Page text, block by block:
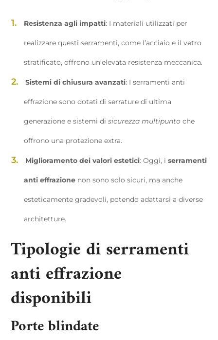
Resistenza agli impatti: I materiali utilizzati per
realizzare questi serramenti, come l’acciaio e il vetro
stratificato, offrono un’elevata resistenza meccanica.
Sistemi di chiusura avanzati: I serramenti anti
effrazione sono dotati di serrature di ultima
generazione e sistemi di sicurezza multipunto che
offrono una protezione extra.
Miglioramento dei valori estetici: Oggi, i serramenti
anti effrazione non sono solo sicuri, ma anche
esteticamente gradevoli, potendo adattarsi a diverse
architetture.
Tipologie di serramenti
anti effrazione
disponibili
Porte blindate